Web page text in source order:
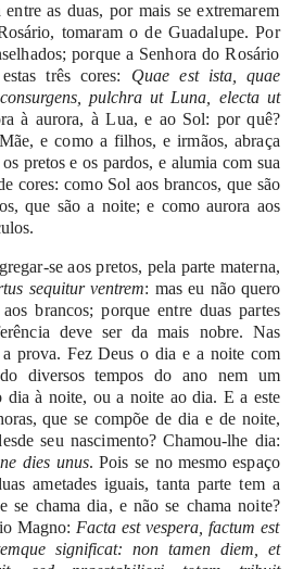
entreas duas, por mais se extremarem
tomaram o de Guadalupe. Por
porque a Senhora do Rosário
trêscores: Quae estista,
quae
consurgens, pulchra ut Luna, electa ut
à aurora, à Lua, e aoSol: porquê?
Mãe, e como a filhos, e irmãos, abraça
os pretos e os pardos, e alumia com sua
cores: comoSol aos brancos, que são
que são a noite; e comoaurora aos
se aospretos, pela parte materna,
sequitur ventrem: mas eu não quero
aos brancos; porque entreduas partes
deve ser da mais nobre. Nas
a prova. Fez Deus o dia e a noite com
diversos tempos do ano nem um
dia à noite, ou a noite ao dia. E a este
que se compõe de dia e de noite,
seu nascimento? Chamou-lhe dia:
dies unus. Pois se no mesmoespaço
ametades iguais, tanta parte tem a
se chama dia, enão se chama noite?
Magno: Facta est vespera, factum est
significat: non tamen diem,
et